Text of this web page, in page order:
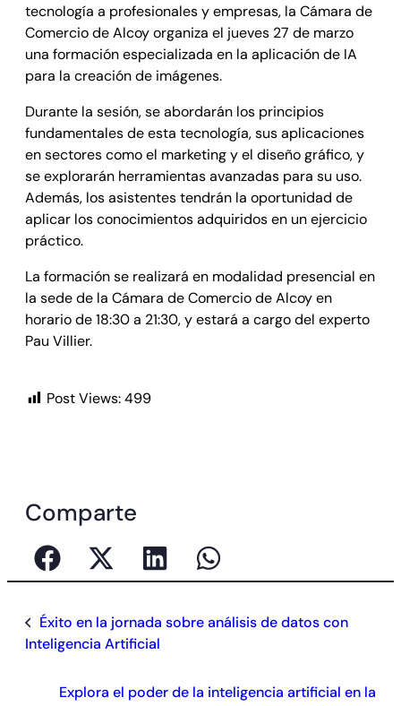
tecnología a profesionales y empresas, la Cámara de
Comercio de Alcoy organiza el jueves 27 de marzo
una formación especializada en la aplicación de IA
para la creación de imágenes.
Durante la sesión, se abordarán los principios
fundamentales de esta tecnología, sus aplicaciones
en sectores como el marketing y el diseño gráfico, y
se explorarán herramientas avanzadas para su uso.
Además, los asistentes tendrán la oportunidad de
aplicar los conocimientos adquiridos en un ejercicio
práctico.
La formación se realizará en modalidad presencial en
la sede de la Cámara de Comercio de Alcoy en
horario de 18:30 a 21:30, y estará a cargo del experto
Pau Villier.
Post Views:499
Comparte
Éxito en la jornada sobre análisis de datos con
Inteligencia Artificial
Explora el poder de la inteligencia artificial en la